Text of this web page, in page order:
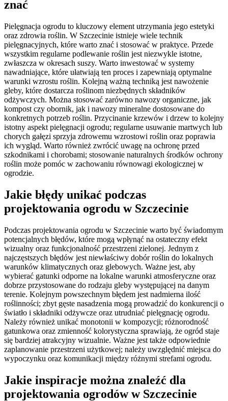
znać
Pielęgnacja ogrodu to kluczowy element utrzymania jego estetyki
oraz zdrowia roślin. W Szczecinie istnieje wiele technik
pielęgnacyjnych, które warto znać i stosować w praktyce. Przede
wszystkim regularne podlewanie roślin jest niezwykle istotne,
zwłaszcza w okresach suszy. Warto inwestować w systemy
nawadniające, które ułatwiają ten proces i zapewniają optymalne
warunki wzrostu roślin. Kolejną ważną techniką jest nawożenie
gleby, które dostarcza roślinom niezbędnych składników
odżywczych. Można stosować zarówno nawozy organiczne, jak
kompost czy obornik, jak i nawozy mineralne dostosowane do
konkretnych potrzeb roślin. Przycinanie krzewów i drzew to kolejny
istotny aspekt pielęgnacji ogrodu; regularne usuwanie martwych lub
chorych gałęzi sprzyja zdrowemu wzrostowi roślin oraz poprawia
ich wygląd. Warto również zwrócić uwagę na ochronę przed
szkodnikami i chorobami; stosowanie naturalnych środków ochrony
roślin może pomóc w zachowaniu równowagi ekologicznej w
ogrodzie.
Jakie błędy unikać podczas
projektowania ogrodu w Szczecinie
Podczas projektowania ogrodu w Szczecinie warto być świadomym
potencjalnych błędów, które mogą wpłynąć na ostateczny efekt
wizualny oraz funkcjonalność przestrzeni zielonej. Jednym z
najczęstszych błędów jest niewłaściwy dobór roślin do lokalnych
warunków klimatycznych oraz glebowych. Ważne jest, aby
wybierać gatunki odporne na lokalne warunki atmosferyczne oraz
dobrze przystosowane do rodzaju gleby występującej na danym
terenie. Kolejnym powszechnym błędem jest nadmierna ilość
roślinności; zbyt gęste nasadzenia mogą prowadzić do konkurencji o
światło i składniki odżywcze oraz utrudniać pielęgnację ogrodu.
Należy również unikać monotonii w kompozycji; różnorodność
gatunkowa oraz zmienność kolorystyczna sprawiają, że ogród staje
się bardziej atrakcyjny wizualnie. Ważne jest także odpowiednie
zaplanowanie przestrzeni użytkowej; należy uwzględnić miejsca do
wypoczynku oraz komunikacji między różnymi strefami ogrodu.
Jakie inspiracje można znaleźć dla
projektowania ogrodów w Szczecinie